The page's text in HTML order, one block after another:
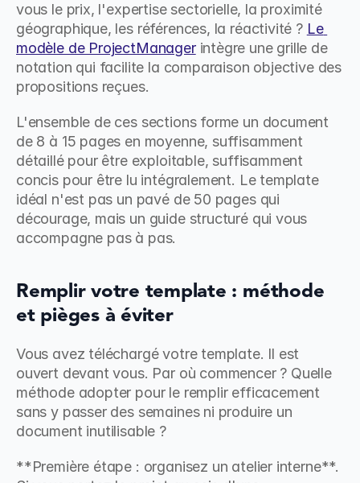
vous le prix, l'expertise sectorielle, la proximité
géographique, les références, la réactivité ? Le
modèle de ProjectManager intègre une grille de
notation qui facilite la comparaison objective des
propositions reçues.
L'ensemble de ces sections forme un document
de 8 à 15 pages en moyenne, suffisamment
détaillé pour être exploitable, suffisamment
concis pour être lu intégralement. Le template
idéal n'est pas un pavé de 50 pages qui
décourage, mais un guide structuré qui vous
accompagne pas à pas.
Remplir votre template : méthode
et pièges à éviter
Vous avez téléchargé votre template. Il est
ouvert devant vous. Par où commencer ? Quelle
méthode adopter pour le remplir efficacement
sans y passer des semaines ni produire un
document inutilisable ?
**Première étape : organisez un atelier interne**.